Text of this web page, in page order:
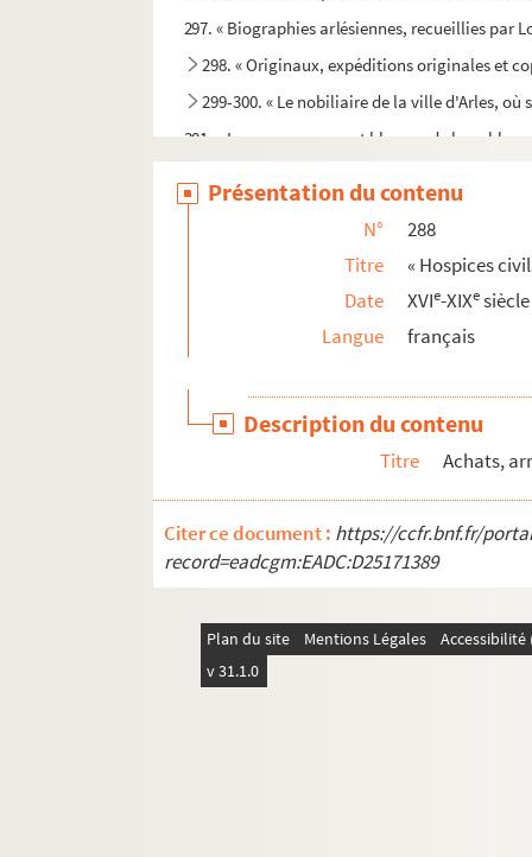
297. « Biographies arlésiennes, recueillies par
298. « Originaux, expéditions originales et
299-300. « Le nobiliaire de la ville d'Arles,
301. « Les noms, armes et blasons de la
307. « Livre de raison de Jean d'Antonelle-
308. Papiers de « Jean Aubert, avocat.
309-311. « Mémoires à plaider et
312. « Papiers de la famille Avignon de Malijay
313. « Fief et seigneurie de Malijay »
314. « Livre de raison de la famille Avignon de
315-316. « Papiers de Jean-César Besson,
319. « Papiers de la famille de Boche »,
320. « Papiers de la famille Constantin », d'Arles
Présentation du contenu
N°
288
Titre
« Hospices
Date
XVIe-XIXesiècle
Langue
français
Description du contenu
Titre Achats,
Citer ce document : https://ccfr.bnf.fr/
record=eadcgm:EADC:D25171389
Plan du site Mentions Légales
v 31.1.0